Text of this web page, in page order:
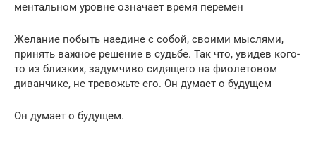
ментальном уровне означает время перемен
Желание побыть наедине с собой, своими мыслями,
принять важное решение в судьбе. Так что, увидев кого-
то из близких, задумчиво сидящего на фиолетовом
диванчике, не тревожьте его. Он думает о будущем
Он думает о будущем.